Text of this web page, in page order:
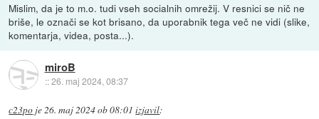
Mislim, da je to m.o. tudi vseh socialnih omrežij. V resnici se nič ne
briše, le označi se kot brisano, da uporabnik tega več ne vidi (slike,
komentarja, videa, posta...).
miroB
::26. maj 2024, 08:37
c23po je26. maj 2024 ob 08:01 izjavil: